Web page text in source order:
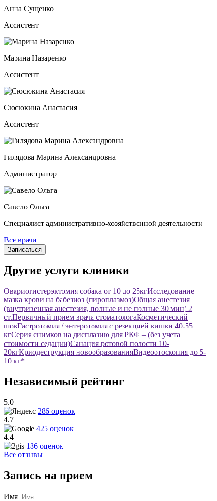
Анна Сущенко
Ассистент
Марина Назаренко
Ассистент
Сюсюкина Анастасия
Ассистент
Гилядова Марина Александровна
Администратор
Савело Ольга
Специалист административно-хозяйственной деятельности
Все врачи
Записаться
Другие услуги клиники
Овариогистерэктомия собака от 10 до 25кгИсследование
мазка крови на бабезиоз (пироплазмоз)Общая анестезия
(внутривенная анестезия, полные и не полные 30 мин) 2
ст.Первичный прием врача стоматологаКосметический
шовГастротомия / энтеротомия с резекцией кишки 40-55
кгСерия снимков на дисплазию для РКФ – (без учета
стоимости седации)Санация ротовой полости 10-
20кгКриодеструкция новообразованияВидеоотоскопия до 5-
10 кг*
Независимый рейтинг
5.0
286 оценок
4.7
425 оценок
4.4
186 оценок
Все отзывы
Запись на прием
Имя